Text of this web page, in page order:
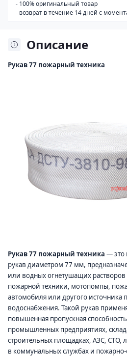
Описание
Рукав 77 пожарный техника
Рукав 77 пожарный техника — это
рукав диаметром 77 мм,
или водных огнетушащих
пожарной техники, мотопомпы,
автомобиля или другого источника
водоснабжения. Такой рукав
повышенная пропускная
промышленных предприятиях,
строительных площадках, АЗС, СТО,
в коммунальных службах и пожарно-
- 100% оригинальный товар
- возврат в течение 14 дней с